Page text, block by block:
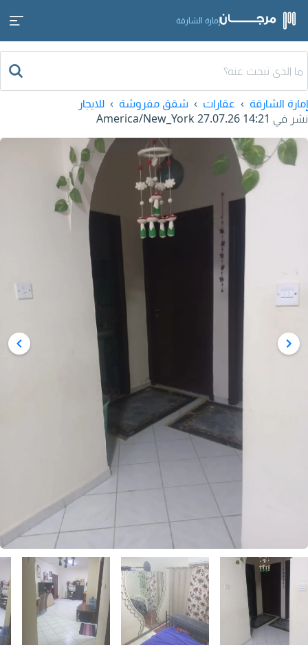
إمارة الشارقة
إمارة الشارقة عقارات شقق مفروشة
للايجار
نشر في 27.07.26 14:21